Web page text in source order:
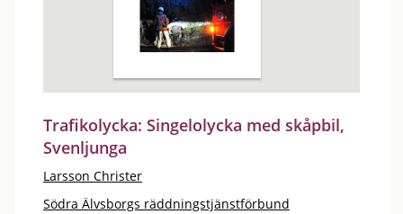
Trafikolycka: Singelolycka med skåpbil,
Svenljunga
Larsson Christer
Södra Älvsborgs räddningstjänstförbund